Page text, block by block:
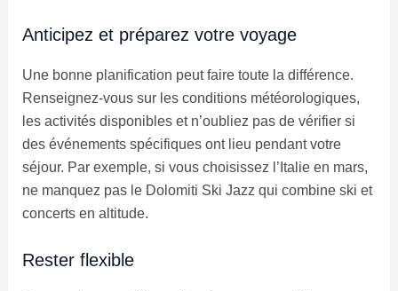
Anticipez et préparez votre voyage
Une bonne planification peut faire toute la différence.
Renseignez-vous sur les conditions météorologiques,
les activités disponibles et n’oubliez pas de vérifier si
des événements spécifiques ont lieu pendant votre
séjour. Par exemple, si vous choisissez l’Italie en mars,
ne manquez pas le Dolomiti Ski Jazz qui combine ski et
concerts en altitude.
Rester flexible